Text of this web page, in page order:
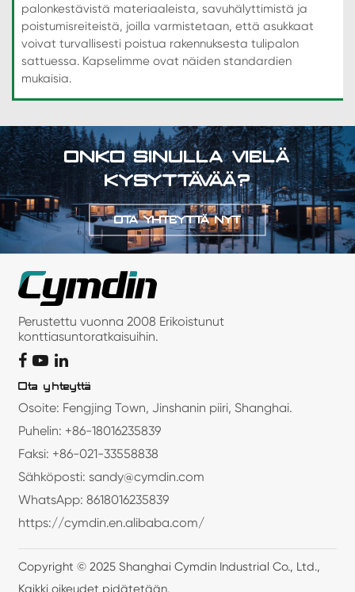
palonkestävistä materiaaleista, savuhälyttimistä ja
poistumisreiteistä, joilla varmistetaan, että asukkaat
voivat turvallisesti poistua rakennuksesta tulipalon
sattuessa. Kapselimme ovat näiden standardien
mukaisia.
ONKO SINULLA VIELÄ
KYSYTTÄVÄÄ?
OTA YHTEYTTÄ NYT
Perustettu vuonna 2008 Erikoistunut
konttiasuntoratkaisuihin.
Ota yhteyttä
Osoite: Fengjing Town, Jinshanin piiri, Shanghai.
Puhelin: +86-18016235839
Faksi: +86-021-33558838
Sähköposti: sandy@cymdin.com
WhatsApp: 8618016235839
https://cymdin.en.alibaba.com/
Copyright © 2025 Shanghai Cymdin Industrial Co., Ltd.,
Kaikki oikeudet pidätetään.